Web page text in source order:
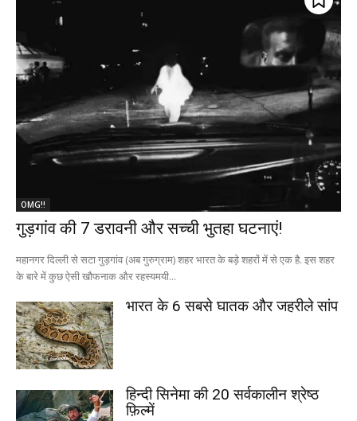
OMG!!
गुड़गांव की 7 डरावनी और सच्ची भुतहा घटनाएं!
महानगर दिल्ली से सटा गुड़गांव (अब गुरुग्राम) शहर भारत के बड़े शहरों में से एक है. इस शहर
के बारे में कुछ ऐसी खौफनाक और रहस्यमयी...
भारत के 6 सबसे घातक और जहरीले सांप
हिन्दी सिनेमा की 20 सर्वकालीन श्रेष्ठ
फ़िल्में